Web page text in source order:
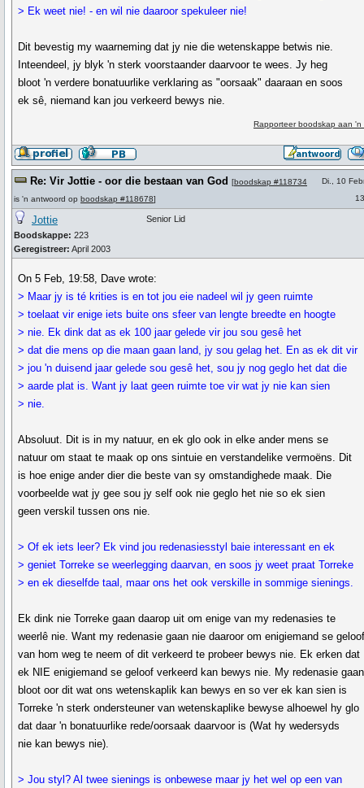
> Ek weet nie! - en wil nie daaroor spekuleer nie!
Dit bevestig my waarneming dat jy nie die wetenskappe betwis nie.
Inteendeel, jy blyk 'n sterk voorstaander daarvoor te wees. Jy heg
bloot 'n verdere bonatuurlike verklaring as "oorsaak" daaraan en soos
ek sê, niemand kan jou verkeerd bewys nie.
Rapporteer boodskap aan 'n
Re: Vir Jottie - oor die bestaan van God [boodskap #118734
is 'n antwoord op boodskap #118678]
Di., 10
Jottie
Boodskappe: 223
Geregistreer: April 2003
Senior Lid
On 5 Feb, 19:58, Dave wrote:
> Maar jy is té krities is en tot jou eie nadeel wil jy geen ruimte
> toelaat vir enige iets buite ons sfeer van lengte breedte en hoogte
> nie. Ek dink dat as ek 100 jaar gelede vir jou sou gesê het
> dat die mens op die maan gaan land, jy sou gelag het. En as ek dit vir
> jou 'n duisend jaar gelede sou gesê het, sou jy nog geglo het dat die
> aarde plat is. Want jy laat geen ruimte toe vir wat jy nie kan sien
> nie.
Absoluut. Dit is in my natuur, en ek glo ook in elke ander mens se
natuur om staat te maak op ons sintuie en verstandelike vermoëns. Dit
is hoe enige ander dier die beste van sy omstandighede maak. Die
voorbeelde wat jy gee sou jy self ook nie geglo het nie so ek sien
geen verskil tussen ons nie.
> Of ek iets leer? Ek vind jou redenasiesstyl baie interessant en ek
> geniet Torreke se weerlegging daarvan, en soos jy weet praat Torreke
> en ek dieselfde taal, maar ons het ook verskille in sommige sienings.
Ek dink nie Torreke gaan daarop uit om enige van my redenasies te
weerlê nie. Want my redenasie gaan nie daaroor om enigiemand se
van hom weg te neem of dit verkeerd te probeer bewys nie. Ek erken dat
ek NIE enigiemand se geloof verkeerd kan bewys nie. My redenasie gaan
bloot oor dit wat ons wetenskaplik kan bewys en so ver ek kan sien is
Torreke 'n sterk ondersteuner van wetenskaplike bewyse alhoewel hy glo
dat daar 'n bonatuurlike rede/oorsaak daarvoor is (Wat hy wedersyds
nie kan bewys nie).
> Jou styl? Al twee sienings is onbewese maar jy het wel op een van